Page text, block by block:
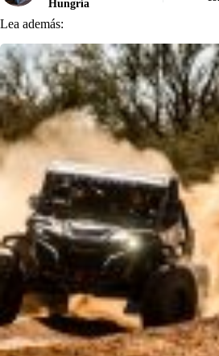
Hungría
Lea además: